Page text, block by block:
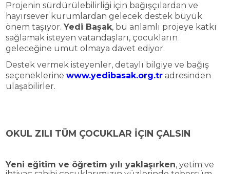
Projenin sürdürülebilirliği için bağışçılardan ve
hayırsever kurumlardan gelecek destek büyük
önem taşıyor. Yedi Başak, bu anlamlı projeye katkı
sağlamak isteyen vatandaşları, çocukların
geleceğine umut olmaya davet ediyor.
Destek vermek isteyenler, detaylı bilgiye ve bağış
seçeneklerine www.yedibasak.org.tradresinden
ulaşabilirler.
OKUL ZILI TÜM ÇOCUKLAR İÇIN ÇALSIN
Yeni eğitim ve öğretim yılı yaklaşırken, yetim ve